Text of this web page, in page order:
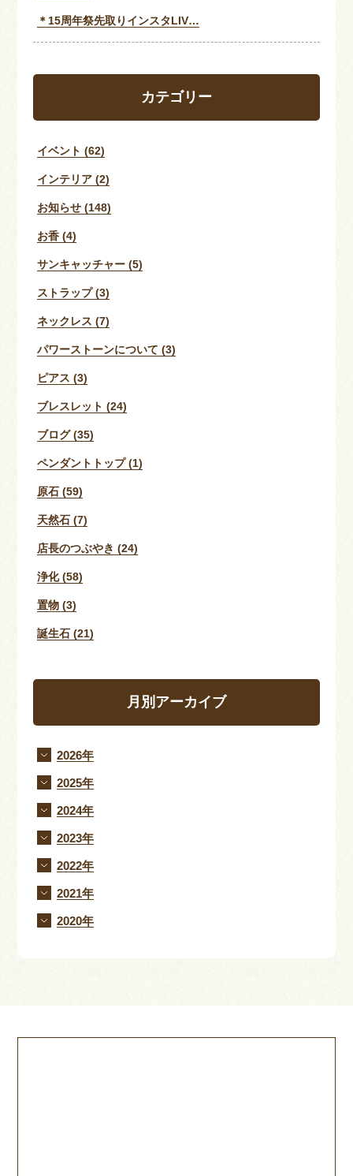
＊15周年祭先取りインスタLIV…
カテゴリー
イベント (62)
インテリア (2)
お知らせ (148)
お香 (4)
サンキャッチャー (5)
ストラップ (3)
ネックレス (7)
パワーストーンについて (3)
ピアス (3)
ブレスレット (24)
ブログ (35)
ペンダントトップ (1)
原石 (59)
天然石 (7)
店長のつぶやき (24)
浄化 (58)
置物 (3)
誕生石 (21)
月別アーカイブ
2026年
2025年
2024年
2023年
2022年
2021年
2020年